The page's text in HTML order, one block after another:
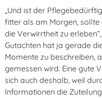
„Und ist der
fitter als am Morgen,
die Verwirrtheit zu
Gutachten hat ja gerade
Momente zu beschreiben,
gemessen wird. Eine gute
sich auch deshalb, weil
Informationen die